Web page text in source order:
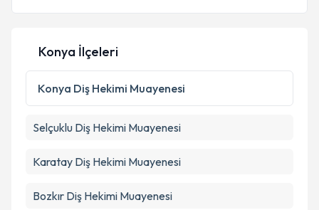
Konya İlçeleri
Konya Diş Hekimi Muayenesi
Selçuklu Diş Hekimi Muayenesi
Karatay Diş Hekimi Muayenesi
Bozkır Diş Hekimi Muayenesi